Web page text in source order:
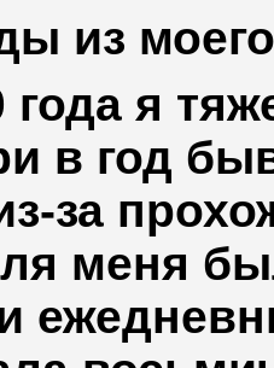
из
года я
в год
за
меня